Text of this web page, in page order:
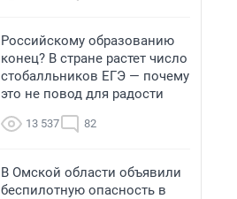
Российскому образованию
конец? В стране растет число
стобалльников ЕГЭ — почему
это не повод для радости
13 537 82
В Омской области объявили
беспилотную опасность в